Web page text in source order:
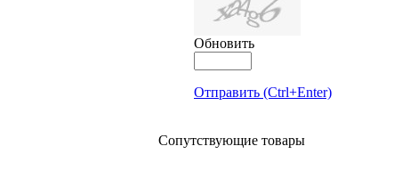
Обновить
Отправить (Ctrl+Enter)
Сопутствующие товары